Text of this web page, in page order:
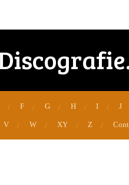
F G H I J
V W XY Z